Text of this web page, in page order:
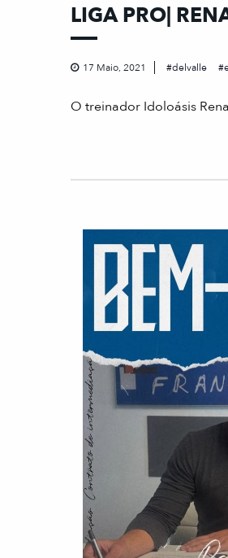
LIGA PRO|
17 Maio, 2021 delvalle
O treinador Idoloásis